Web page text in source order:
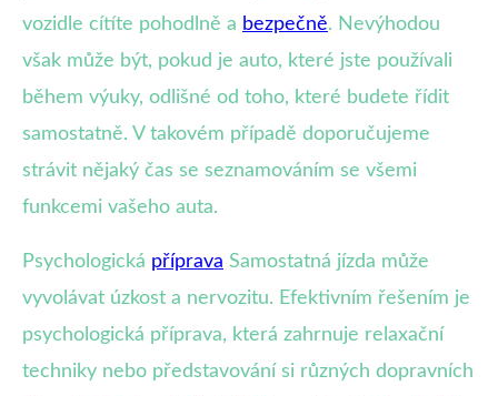
vozidle cítíte pohodlně a bezpečně. Nevýhodou
však může být, pokud je auto, které jste používali
během výuky, odlišné od toho, které budete řídit
samostatně. V takovém případě doporučujeme
strávit nějaký čas se seznamováním se všemi
funkcemi vašeho auta.
Psychologická příprava Samostatná jízda může
vyvolávat úzkost a nervozitu. Efektivním řešením je
psychologická příprava, která zahrnuje relaxační
techniky nebo představování si různých dopravních